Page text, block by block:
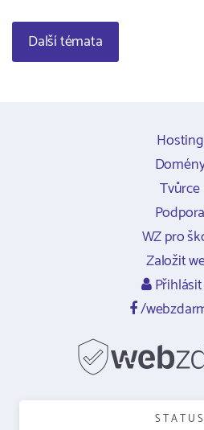
Další témata
Hosting
Tvůrce
Podpora
WZ pro
Založit
/
STATUS